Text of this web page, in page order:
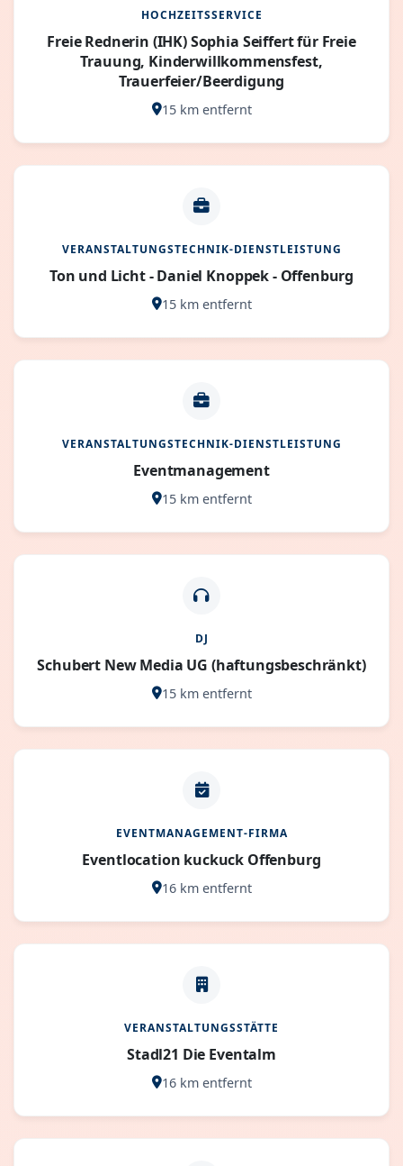
HOCHZEITSSERVICE
Freie Rednerin (IHK) Sophia Seiffert für Freie
Trauung, Kinderwillkommensfest,
Trauerfeier/Beerdigung
15 km entfernt
VERANSTALTUNGSTECHNIK-DIENSTLEISTUNG
Ton und Licht - Daniel Knoppek - Offenburg
15 km entfernt
VERANSTALTUNGSTECHNIK-DIENSTLEISTUNG
Eventmanagement
15 km entfernt
DJ
Schubert New Media UG (haftungsbeschränkt)
15 km entfernt
EVENTMANAGEMENT-FIRMA
Eventlocation kuckuck Offenburg
16 km entfernt
VERANSTALTUNGSSTÄTTE
Stadl21 Die Eventalm
16 km entfernt